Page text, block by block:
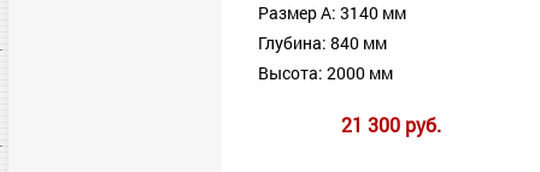
Размер А: 3140 мм
Глубина: 840 мм
Высота: 2000 мм
21 300 руб.